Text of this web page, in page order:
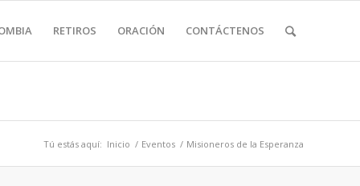
RETIROS ORACIÓN CONTÁCTENOS
Tú estás aquí: Inicio / Eventos / Misioneros de la Esperanza